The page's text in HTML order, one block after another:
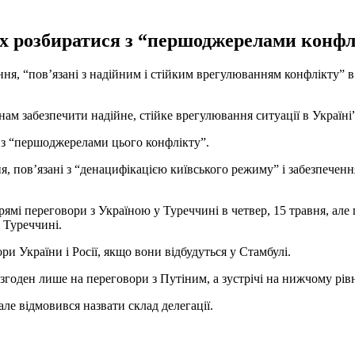
розбиратися з “першоджерелами
“пов’язані з надійним і стійким врегулюванням
надійне, стійке врегулювання ситуації в
“першоджерелами цього конфлікту”.
з “денацифікацією київського режиму” і
переговори з Україною у Туреччині в четвер, 15 травня,
України і Росії, якщо вони відбудуться у Стамбулі.
лише на переговори з Путіним, а зустрічі на нижчому
відмовився назвати склад делегації.